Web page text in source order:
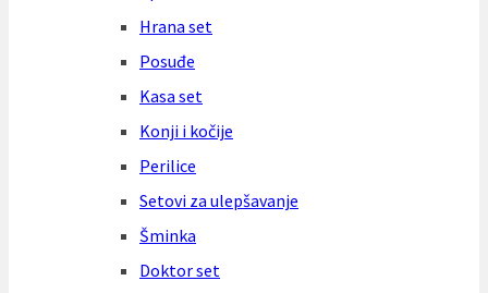
Hrana set
Posuđe
Kasa set
Konji i kočije
Perilice
Setovi za ulepšavanje
Šminka
Doktor set